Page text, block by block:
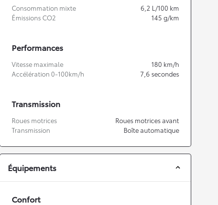
Consommation mixte 6,2 L/100 km
Émissions CO2
145 g/km
Performances
Vitesse maximale 180 km/h
Accélération 0-100km/h
7,6 secondes
Transmission
Roues motrices
Roues motrices avant
Transmission
Boîte automatique
Équipements
Confort